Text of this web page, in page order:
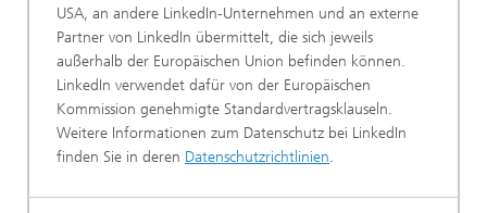
USA, an andere LinkedIn-Unternehmen und an externe
Partner von LinkedIn übermittelt, die sich jeweils
außerhalb der Europäischen Union befinden können.
LinkedIn verwendet dafür von der Europäischen
Kommission genehmigte Standardvertragsklauseln.
Weitere Informationen zum Datenschutz bei LinkedIn
finden Sie in deren Datenschutzrichtlinien.